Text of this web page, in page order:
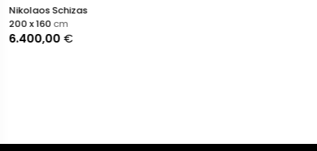
Nikolaos Schizas
6.400,00 €
200 x 160 cm